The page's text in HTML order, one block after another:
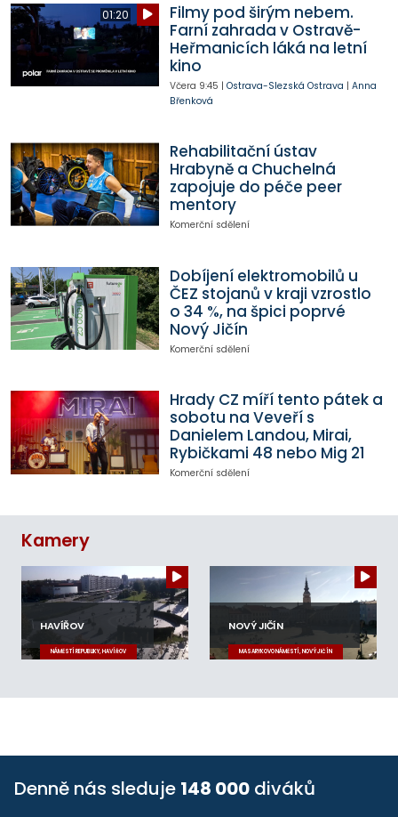
01:20
Filmy pod širým nebem.
Farní zahrada v Ostravě-
Heřmanicích láká na letní
kino
Včera 9:45 | Ostrava-Slezská Ostrava | Anna
Břenková
Rehabilitační ústav
Hrabyně a Chuchelná
zapojuje do péče peer
mentory
Komerční sdělení
Dobíjení elektromobilů u
ČEZ stojanů v kraji vzrostlo
o 34 %, na špici poprvé
Nový Jičín
Komerční sdělení
Hrady CZ míří tento pátek a
sobotu na Veveří s
Danielem Landou, Mirai,
Rybičkami 48 nebo Mig 21
Komerční sdělení
Kamery
HAVÍŘOV
NÁMĚSTÍ REPUBLIKY, HAVÍŘOV
NOVÝ JIČÍN
MASARYKOVO NÁMĚSTÍ, NOVÝ JIČÍN
Denně nás sleduje 148 000 diváků